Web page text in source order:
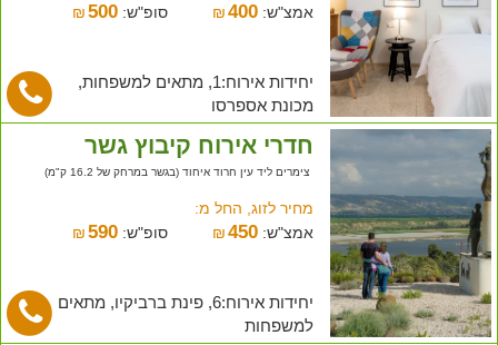
אמצ"ש:
₪400 סופ"ש: ₪ 500
יחידות אירוח:1, מתאים למשפחות,
מכונת אספרסו
חדרי אירוח קיבוץ גשר
צימרים ליד עין חרוד איחוד (בגשר במרחק של 16.2 ק"מ)
מחיר לזוג, החל מ:
אמצ"ש:
₪450 סופ"ש: ₪ 590
יחידות אירוח:6, פינת ברביקיו, מתאים
למשפחות